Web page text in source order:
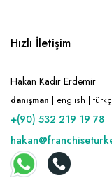
Hızlı İletişim
Hakan Kadir Erdemir
danışman | english |
+(90) 532 219 19 78